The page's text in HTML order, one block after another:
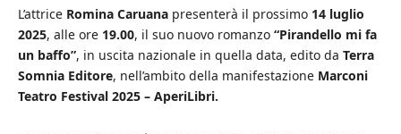
L’attrice Romina Caruana presenterà il prossimo 14 luglio
2025, alle ore 19.00, il suo nuovo romanzo “Pirandello mi fa
un baffo”, in uscita nazionale in quella data, edito da Terra
Somnia Editore, nell’ambito della manifestazione Marconi
Teatro Festival 2025 – AperiLibri.